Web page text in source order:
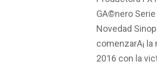
GA©nero
Novedad
comenzarA¡
2016 con la